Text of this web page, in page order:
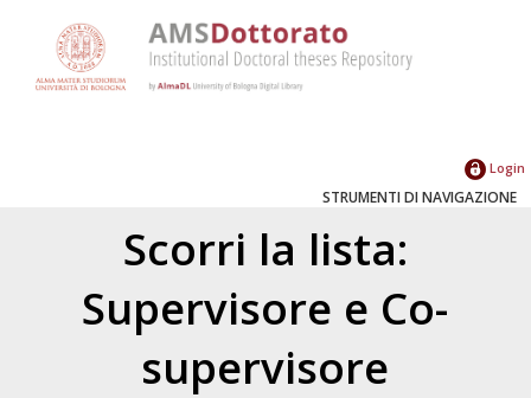
Login
STRUMENTI DI NAVIGAZIONE
Scorri la lista:
Supervisore e Co-
supervisore